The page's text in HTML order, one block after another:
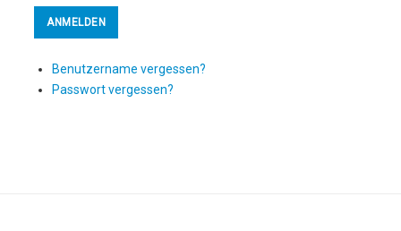
Benutzername vergessen?
Passwort vergessen?